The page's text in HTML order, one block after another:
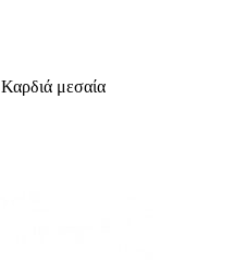
Καρδιά μεσαία